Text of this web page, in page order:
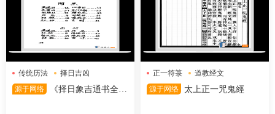
传统历法
择日吉凶
黄道吉日
源于网络
《择日象吉通书全
正一符箓
道教经文
驱邪咒语
源于网络 太上正一咒鬼經